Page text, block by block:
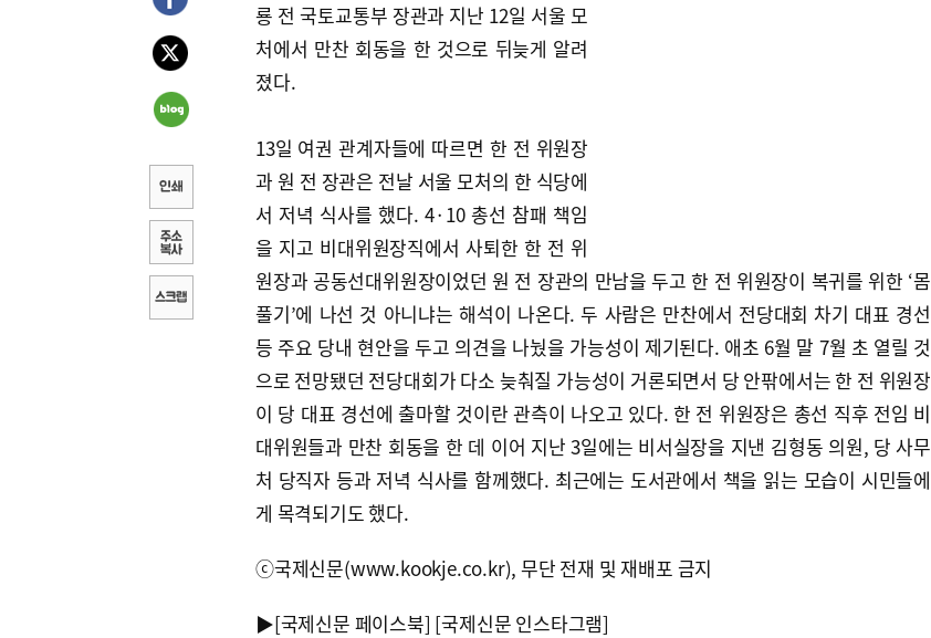
룡 전 국토교통부 장관과 지난 12일 서울 모
처에서 만찬 회동을 한 것으로 뒤늦게 알려
졌다.
13일 여권 관계자들에 따르면 한 전 위원장
과 원 전 장관은 전날 서울 모처의 한 식당에
서 저녁 식사를 했다. 4·10 총선 참패 책임
을 지고 비대위원장직에서 사퇴한 한 전 위
원장과 공동선대위원장이었던 원 전 장관의 만남을 두고 한 전 위원장이 복귀를 위한 ‘몸
풀기’에 나선 것 아니냐는 해석이 나온다. 두 사람은 만찬에서 전당대회 차기 대표 경선
등 주요 당내 현안을 두고 의견을 나눴을 가능성이 제기된다. 애초 6월 말 7월 초 열릴 것
으로 전망됐던 전당대회가 다소 늦춰질 가능성이 거론되면서 당 안팎에서는 한 전 위원장
이 당 대표 경선에 출마할 것이란 관측이 나오고 있다. 한 전 위원장은 총선 직후 전임 비
대위원들과 만찬 회동을 한 데 이어 지난 3일에는 비서실장을 지낸 김형동 의원, 당 사무
처 당직자 등과 저녁 식사를 함께했다. 최근에는 도서관에서 책을 읽는 모습이 시민들에
게 목격되기도 했다.
ⓒ국제신문(www.kookje.co.kr), 무단 전재 및 재배포 금지
▶[국제신문 페이스북] [국제신문 인스타그램]